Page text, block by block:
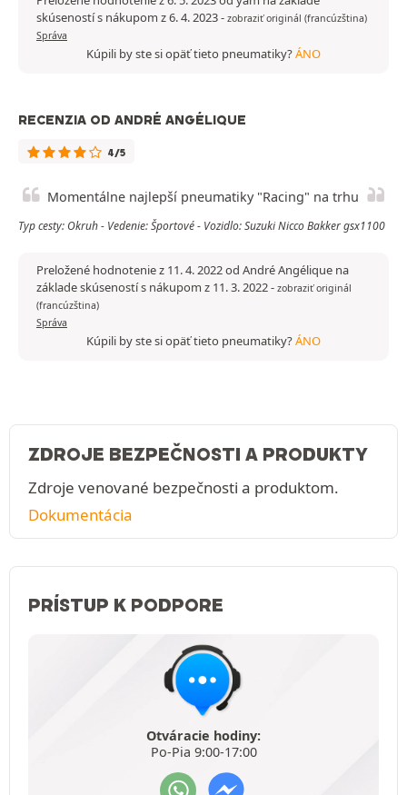
skúseností s nákupom z 6. 4. 2023- zobraziť originál (francúzština)
Správa
Kúpili by ste si opäť tieto pneumatiky?ÁNO
RECENZIA OD ANDRÉ ANGÉLIQUE
4/5
Momentálne najlepší pneumatiky "Racing" na trhu
Typ cesty: Okruh - Vedenie: Športové - Vozidlo: Suzuki Nicco Bakker gsx1100
Preložené hodnotenie z 11. 4. 2022 od André Angélique na
základe skúseností s nákupom z 11. 3. 2022- zobraziť originál
(francúzština)
Správa
Kúpili by ste si opäť tieto pneumatiky?ÁNO
ZDROJE BEZPEČNOSTI A PRODUKTY
Zdroje venované bezpečnosti a produktom.
Dokumentácia
PRÍSTUP K PODPORE
Otváracie hodiny:
Po-Pia 9:00-17:00